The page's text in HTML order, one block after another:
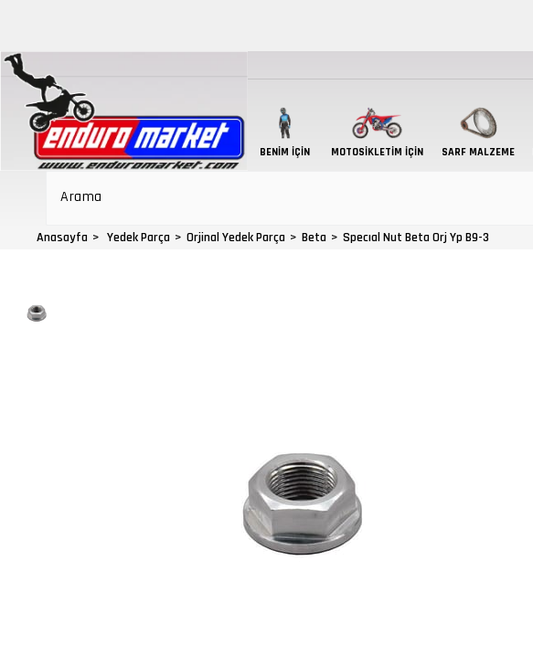
BENIM İÇIN MOTOSIKLETIM İÇIN SARF MALZEME
Anasayfa Yedek Parça Orjinal Yedek Parça Beta Specıal Nut Beta Orj Yp B9-3